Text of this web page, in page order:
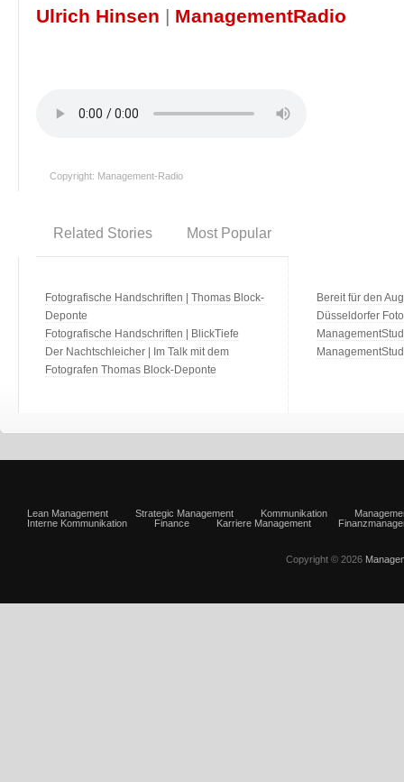
Ulrich Hinsen | ManagementRadio
Copyright: Management-Radio
Related Stories Most Popular
Fotografische Handschriften | Thomas Block-
Deponte
Fotografische Handschriften | BlickTiefe
Der Nachtschleicher | Im Talk mit dem
Fotografen Thomas Block-Deponte
Bereit für den
Düsseldorfer
Lean Management Strategic Management Kommunikation
Interne Kommunikation
Finance Karriere Management
Copyright © 2026